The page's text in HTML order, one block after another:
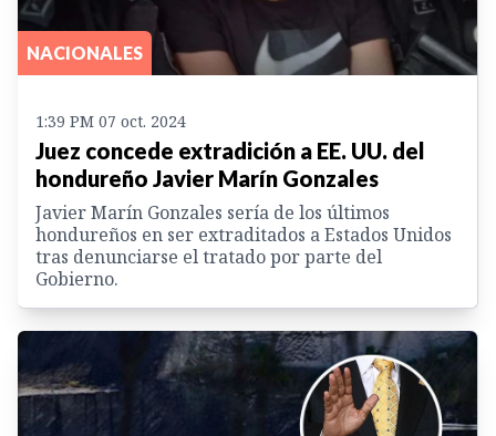
NACIONALES
1:39 PM 07 oct. 2024
Juez concede extradición a EE. UU. del
hondureño Javier Marín Gonzales
Javier Marín Gonzales sería de los últimos
hondureños en ser extraditados a Estados Unidos
tras denunciarse el tratado por parte del
Gobierno.